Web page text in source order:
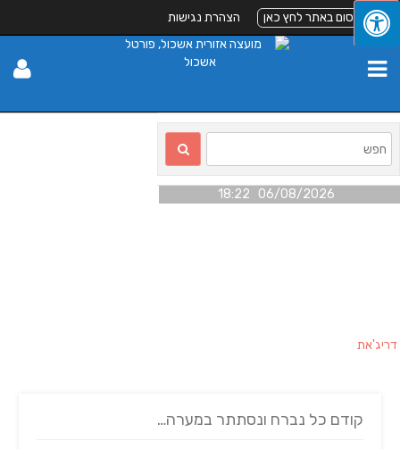
לפרסום באתר לחץ כאן הצהרת נגישות
06/08/2026 18:22
דריג'את
קודם כל נברח ונסתתר במערה…